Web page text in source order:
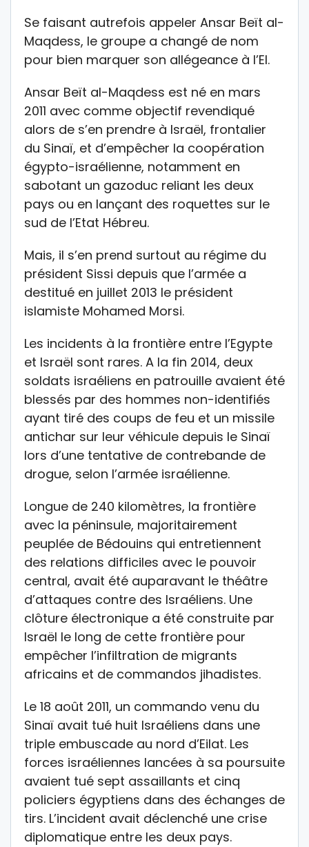
Se faisant autrefois appeler Ansar Beït al-
Maqdess, le groupe a changé de nom
pour bien marquer son allégeance à l’EI.
Ansar Beït al-Maqdess est né en mars
2011 avec comme objectif revendiqué
alors de s’en prendre à Israël, frontalier
du Sinaï, et d’empêcher la coopération
égypto-israélienne, notamment en
sabotant un gazoduc reliant les deux
pays ou en lançant des roquettes sur le
sud de l’Etat Hébreu.
Mais, il s’en prend surtout au régime du
président Sissi depuis que l’armée a
destitué en juillet 2013 le président
islamiste Mohamed Morsi.
Les incidents à la frontière entre l’Egypte
et Israël sont rares. A la fin 2014, deux
soldats israéliens en patrouille avaient été
blessés par des hommes non-identifiés
ayant tiré des coups de feu et un missile
antichar sur leur véhicule depuis le Sinaï
lors d’une tentative de contrebande de
drogue, selon l’armée israélienne.
Longue de 240 kilomètres, la frontière
avec la péninsule, majoritairement
peuplée de Bédouins qui entretiennent
des relations difficiles avec le pouvoir
central, avait été auparavant le théâtre
d’attaques contre des Israéliens. Une
clôture électronique a été construite par
Israël le long de cette frontière pour
empêcher l’infiltration de migrants
africains et de commandos jihadistes.
Le 18 août 2011, un commando venu du
Sinaï avait tué huit Israéliens dans une
triple embuscade au nord d’Eilat. Les
forces israéliennes lancées à sa poursuite
avaient tué sept assaillants et cinq
policiers égyptiens dans des échanges de
tirs. L’incident avait déclenché une crise
diplomatique entre les deux pays.